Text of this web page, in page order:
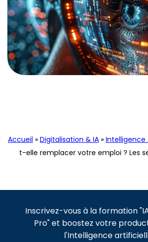
Accueil » Digitalisation & IA » Intelligence
t-elle remplacer votre emploi ? Les
Inscrivez-vous à la formation
Pro" et boostez votre
l'Intelligence